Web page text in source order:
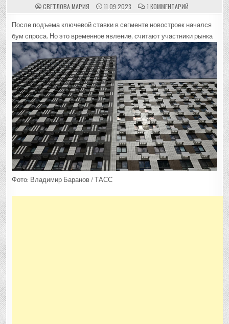
СВЕТЛОВА МАРИЯ 11.09.2023 1 КОММЕНТАРИЙ
ЗАПИСИ
НЕМИНУЕМ:
БУДЕТ
С
ЦЕНАМИ
И
СПРОСОМ
НА
НОВОСТРОЙКИ
ЭТОЙ
ОСЕНЬЮ
::
ЖИЛЬЕ
::
РБК
После подъема ключевой ставки в сегменте новостроек начался
бум спроса. Но это временное явление, считают участники рынка
Фото: Владимир Баранов / ТАСС